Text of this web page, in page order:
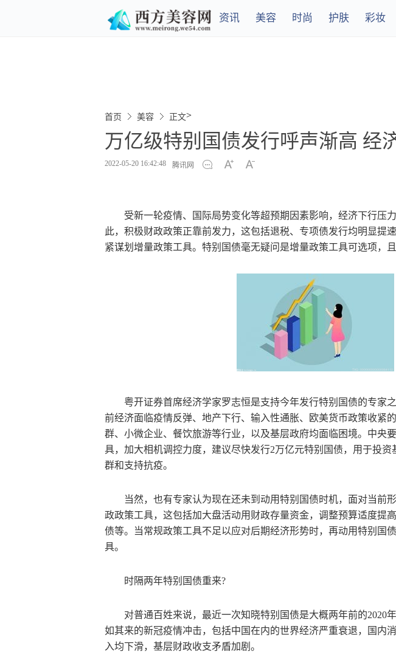
资讯 美容 时尚 护肤 彩妆
首页 美容 >
正文
万亿级特别国债发行呼声渐高 经
2022-05-20 16:42:48 腾讯网
受新一轮疫情、国际局势变化等超预期因素影响，经济下行压
此，积极财政政策正靠前发力，这包括退税、专项债发行均明显提
紧谋划增量政策工具。特别国债毫无疑问是增量政策工具可选项，且
粤开证券首席经济学家罗志恒是支持今年发行特别国债的专家
前经济面临疫情反弹、地产下行、输入性通胀、欧美货币政策收紧
群、小微企业、餐饮旅游等行业，以及基层政府均面临困境。中央
具，加大相机调控力度，建议尽快发行2万亿元特别国债，用于投资
群和支持抗疫。
当然，也有专家认为现在还未到动用特别国债时机，面对当前
政政策工具，这包括加大盘活动用财政存量资金，调整预算适度提
债等。当常规政策工具不足以应对后期经济形势时，再动用特别国
具。
时隔两年特别国债重来?
对普通百姓来说，最近一次知晓特别国债是大概两年前的2020
如其来的新冠疫情冲击，包括中国在内的世界经济严重衰退，国内
入均下滑，基层财政收支矛盾加剧。